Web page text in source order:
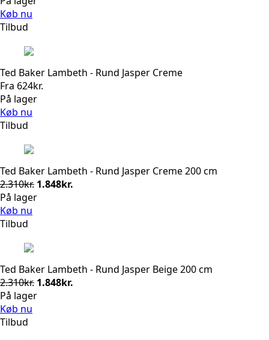
Køb nu
Tilbud
Ted Baker Lambeth - Rund Jasper Creme
Fra 624kr.
På lager
Køb nu
Tilbud
Ted Baker Lambeth - Rund Jasper Creme 200 cm
2.310kr. Den
oprindelige
1.848kr.
På lager
Køb nu
Tilbud
Ted Baker Lambeth - Rund Jasper Beige 200 cm
2.310kr. Den
oprindelige
1.848kr.
På lager
Køb nu
Tilbud